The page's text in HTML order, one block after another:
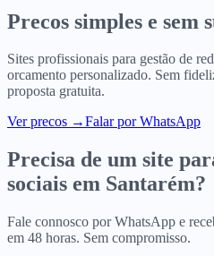
Precos simples e sem
Sites profissionais para gestão de
orcamento personalizado. Sem
proposta gratuita.
Ver precos →Falar por WhatsApp
Precisa de um site
sociais em Santarém?
Fale connosco por WhatsApp e
em 48 horas. Sem compromisso.